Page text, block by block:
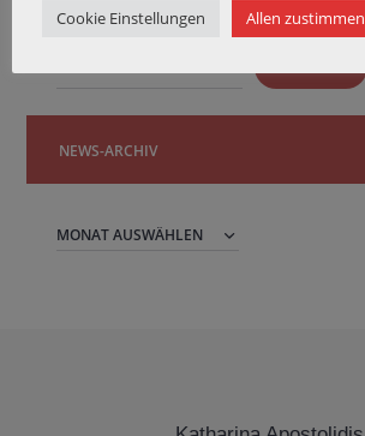
Das Archiv durchsuchen:
NEWS-ARCHIV
News-
Cookie Einstellungen Allen zustimmen